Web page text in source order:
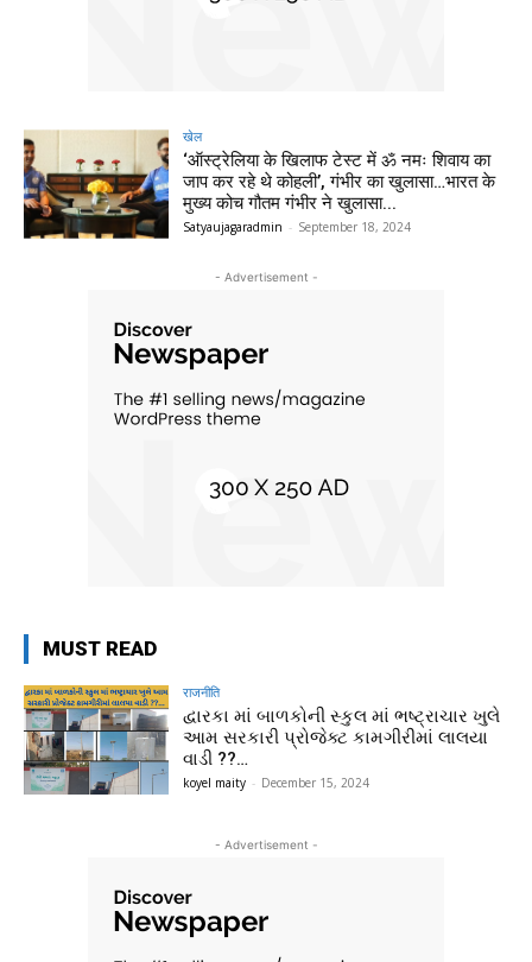
खेल
‘ऑस्ट्रेलिया के खिलाफ टेस्ट में ॐ नमः शिवाय का
जाप कर रहे थे कोहली’, गंभीर का खुलासा…भारत के
मुख्य कोच गौतम गंभीर ने खुलासा...
Satyaujagaradmin - September 18, 2024
- Advertisement -
MUST READ
राजनीति
દ્વારકા માં બાળકોની સ્કુલ માં ભષ્ટ્રાચાર ખુલે
આમ સરકારી પ્રોજેક્ટ કામગીરીમાં લાલયા
વાડી ??…
koyel maity - December 15, 2024
- Advertisement -